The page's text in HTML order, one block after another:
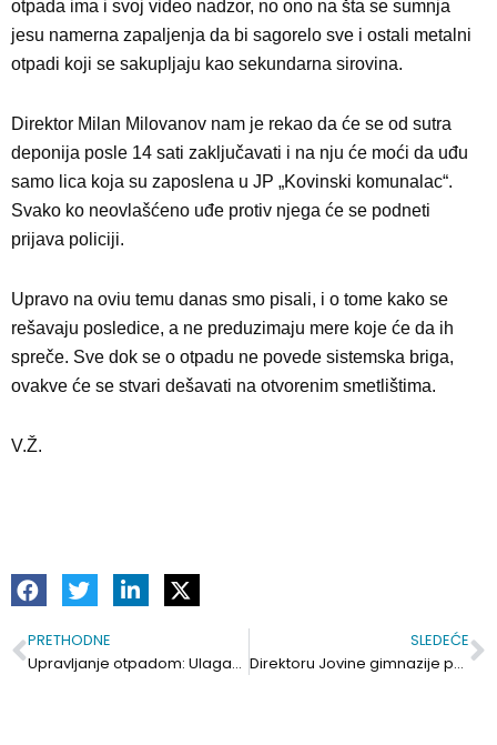
otpada ima i svoj video nadzor, no ono na šta se sumnja
jesu namerna zapaljenja da bi sagorelo sve i ostali metalni
otpadi koji se sakupljaju kao sekundarna sirovina.
Direktor Milan Milovanov nam je rekao da će se od sutra
deponija posle 14 sati zaključavati i na nju će moći da uđu
samo lica koja su zaposlena u JP „Kovinski komunalac“.
Svako ko neovlašćeno uđe protiv njega će se podneti
prijava policiji.
Upravo na oviu temu danas smo pisali, i o tome kako se
rešavaju posledice, a ne preduzimaju mere koje će da ih
spreče. Sve dok se o otpadu ne povede sistemska briga,
ovakve će se stvari dešavati na otvorenim smetlištima.
V.Ž.
Prev
PRETHODNE
Upravljanje otpadom: Ulaganje u posledice umesto rešavanja problema
SLEDEĆE
Direktoru Jovine gimnazije pare, deci psiholozi